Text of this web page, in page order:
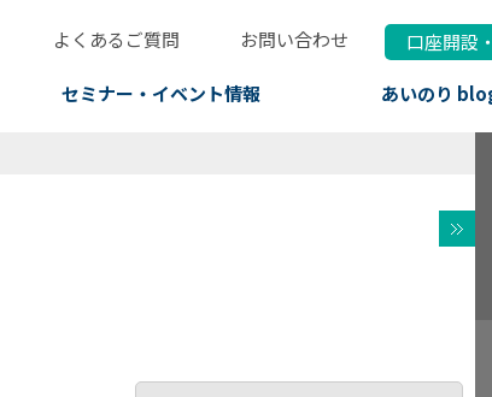
セミナー・イベント情報 あいのり
よくあるご質問 お問い合わせ 口座開設 ・